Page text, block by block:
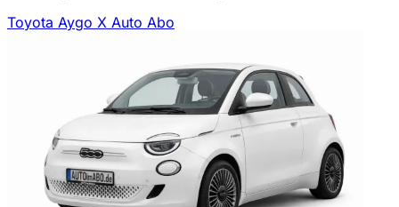
Toyota Aygo X Auto Abo